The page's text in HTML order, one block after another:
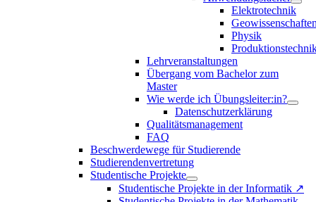
Elektrotechnik
Physik
Lehrveranstaltungen
Übergang vom Bachelor zum
Master
Wie werde ich Übungsleiter:in?
Datenschutzerklärung
Qualitätsmanagement
FAQ
Beschwerdewege für Studierende
Studierendenvertretung
Studentische Projekte
Studentische Projekte in der Informatik ↗